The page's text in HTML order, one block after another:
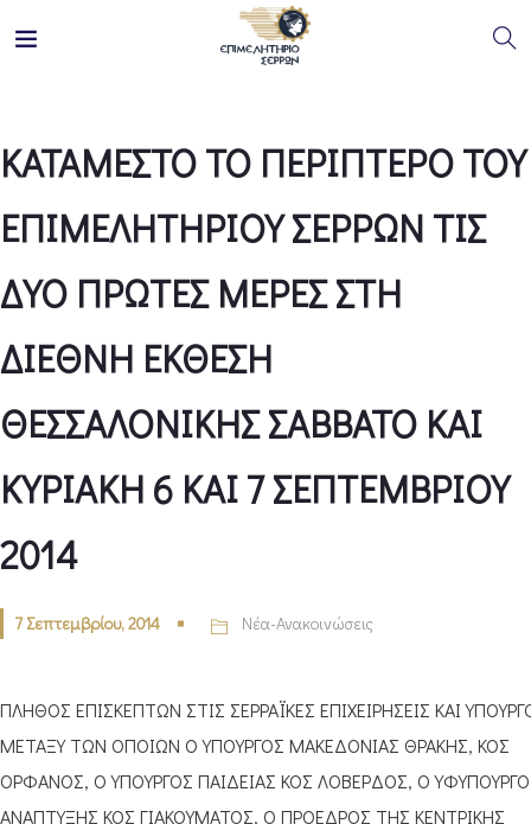
ΚΑΤΑΜΕΣΤΟ ΤΟ ΠΕΡΙΠΤΕΡΟ ΤΟΥ
ΕΠΙΜΕΛΗΤΗΡΙΟΥ ΣΕΡΡΩΝ ΤΙΣ
ΔΥΟ ΠΡΩΤΕΣ ΜΕΡΕΣ ΣΤΗ
ΔΙΕΘΝΗ ΕΚΘΕΣΗ
ΘΕΣΣΑΛΟΝΙΚΗΣ ΣΑΒΒΑΤΟ ΚΑΙ
ΚΥΡΙΑΚΗ 6 ΚΑΙ 7 ΣΕΠΤΕΜΒΡΙΟΥ
2014
7 Σεπτεμβρίου, 2014 Νέα-Ανακοινώσεις
ΠΛΗΘΟΣ ΕΠΙΣΚΕΠΤΩΝ ΣΤΙΣ ΣΕΡΡΑΪΚΕΣ ΕΠΙΧΕΙΡΗΣΕΙΣ ΚΑΙ
ΜΕΤΑΞΥ ΤΩΝ ΟΠΟΙΩΝ Ο ΥΠΟΥΡΓΟΣ ΜΑΚΕΔΟΝΙΑΣ ΘΡΑΚΗΣ, ΚΟΣ
ΟΡΦΑΝΟΣ, Ο ΥΠΟΥΡΓΟΣ ΠΑΙΔΕΙΑΣ ΚΟΣ ΛΟΒΕΡΔΟΣ, Ο
ΑΝΑΠΤΥΞΗΣ ΚΟΣ ΓΙΑΚΟΥΜΑΤΟΣ, Ο ΠΡΟΕΔΡΟΣ ΤΗΣ ΚΕΝΤΡΙΚΗΣ